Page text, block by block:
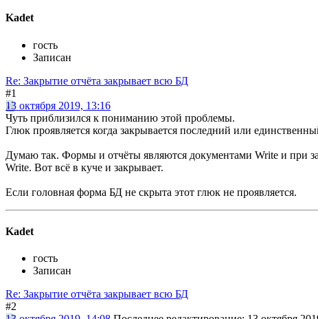
Kadet
гость
Записан
Re: Закрытие отчёта закрывает всю БД
#1
13 октября 2019, 13:16
Чуть приблизился к пониманию этой проблемы.
Глюк проявляется когда закрывается последний или
Думаю так. Формы и отчёты являются документами Write и при
Write. Вот всё в куче и закрывает.
Если головная форма БД не скрыта этот глюк не проявляется.
Kadet
гость
Записан
Re: Закрытие отчёта закрывает всю БД
#2